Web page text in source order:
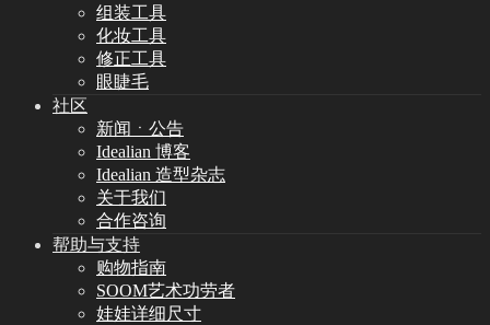
组装工具
化妆工具
修正工具
眼睫毛
社区
新闻ㆍ公告
Idealian 博客
Idealian 造型杂志
关于我们
合作咨询
帮助与支持
购物指南
SOOM艺术功劳者
娃娃详细尺寸